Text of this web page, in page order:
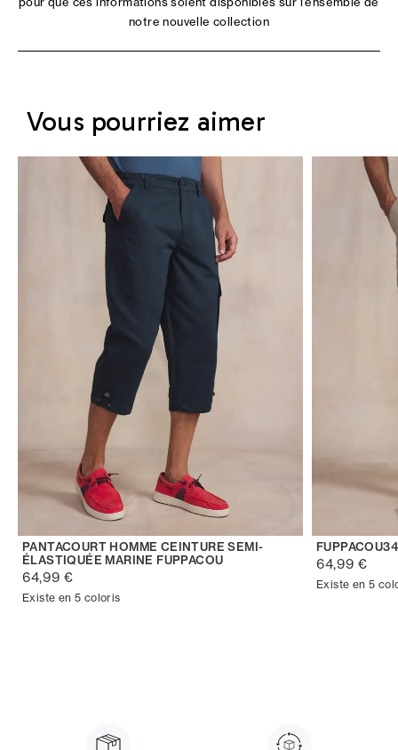
notre nouvelle collection
Vous pourriez aimer
PANTACOURT HOMME CEINTURE SEMI-
ÉLASTIQUÉE MARINE FUPPACOU
64,99 €
Existe en 5 coloris
64,99 €
Existe en 5